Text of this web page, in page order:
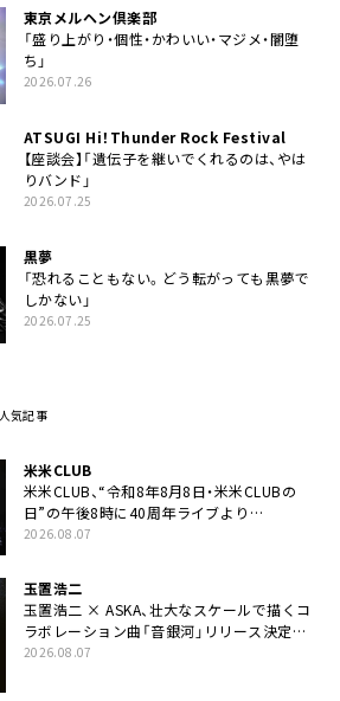
東京メルヘン倶楽部
「盛り上がり・個性・かわいい・マジメ・闇堕
ち」
2026.07.26
ATSUGI Hi！Thunder Rock Festival
【座談会】「遺伝子を継いでくれるのは、やは
りバンド」
2026.07.25
黒夢
「恐れることもない。どう転がっても黒夢で
しかない」
2026.07.25
人気記事
米米CLUB
米米CLUB、“令和8年8月8日・米米CLUBの
日”の午後8時に40周年ライブより
「FANtachy medley」を88年限定公開
2026.08.07
玉置浩二
玉置浩二 × ASKA、壮大なスケールで描くコ
ラボレーション曲「音銀河」リリース決定。
カップリングには新曲「命の宿り」収録も
2026.08.07